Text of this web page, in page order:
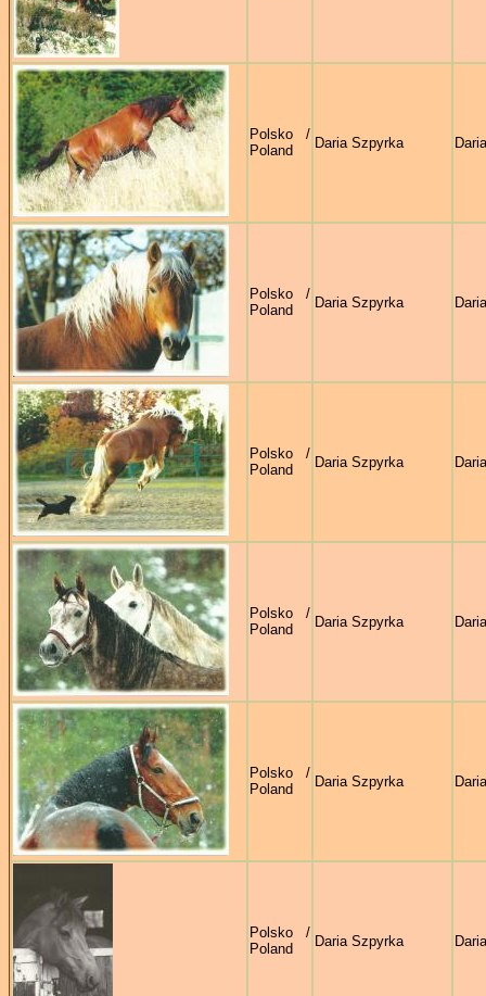
Polsko /
Poland
Daria Szpyrka
Polsko /
Poland
Daria Szpyrka
Polsko /
Poland
Daria Szpyrka
Polsko /
Poland
Daria Szpyrka
Polsko /
Poland
Daria Szpyrka
Polsko /
Poland
Daria Szpyrka